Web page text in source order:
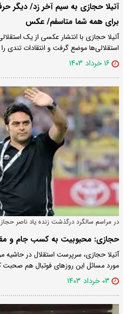
آتیلا حجازی به سیم آخر زد/ دیگر
برای همه شما متاسفم/ عکس
آتیلا حجازی با انتشار عکسی از یک
استقلالی‌ها موضع گرفت و انتقادات تندی
۱۶ خرداد ۱۴۰۳
در مراسم سالگرد درگذشت زنده یاد ناصر
حجازی: محبوبیت به کسب جام و
آتیلا حجازی، سرپرست استقلال در
مورد مسائل این روزهای فوتبال هم صحبت
۰۳ خرداد ۱۴۰۳